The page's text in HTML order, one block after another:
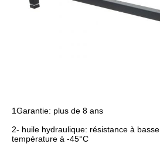
1Garantie: plus de 8 ans
2- huile hydraulique: résistance à basse
température à -45°C